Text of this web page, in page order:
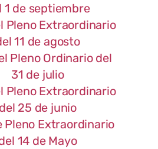
1 de septiembre
Pleno Extraordinario
11 de agosto
Pleno Ordinario del
31 de julio
Pleno Extraordinario
del 25 de junio
Pleno Extraordinario
14 de Mayo